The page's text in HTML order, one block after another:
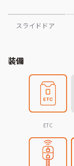
スライドドア
装備
ETC